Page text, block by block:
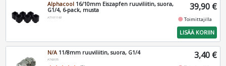
Alphacool 16/10mm Eiszapfen ruuviliitin, suora,
G1/4, 6-pack, musta
AT1011163
39,90 €
fiber_manual_recordToimittajilla
LISÄÄ KORIIN
N/A11/8mm ruuviliitin, suora, G1/4
AT62035 3,40 €